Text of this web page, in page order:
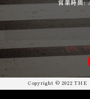
営業時間
Copyright © 2022 THE